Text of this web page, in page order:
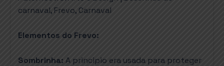
Elementos do Frevo:
Sombrinha: A principio era usada para proteger